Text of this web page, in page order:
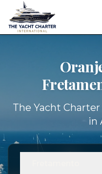
The Yacht
in